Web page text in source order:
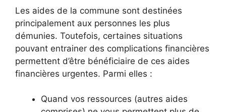
Les aides de la commune sont destinées
principalement aux personnes les plus
démunies. Toutefois, certaines situations
pouvant entrainer des complications financières
permettent d’être bénéficiaire de ces aides
financières urgentes. Parmi elles :
Quand vos ressources (autres aides